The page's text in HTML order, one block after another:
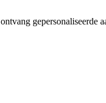
gepersonaliseerde